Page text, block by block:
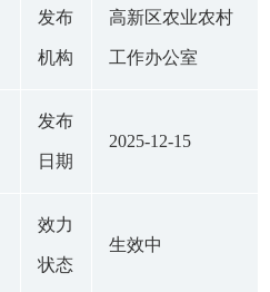
发布
机构
高新区农业农村
工作办公室
发布
日期
2025-12-15
效力
状态
生效中